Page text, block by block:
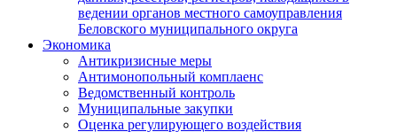
ведении органов местного самоуправления
Беловского муниципального округа
Экономика
Антикризисные меры
Антимонопольный комплаенс
Ведомственный контроль
Муниципальные закупки
Оценка регулирующего воздействия